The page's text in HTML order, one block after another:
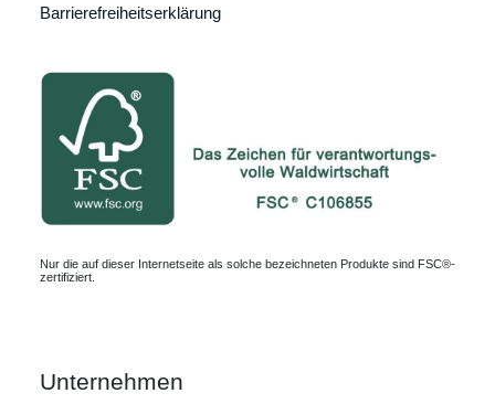
Barrierefreiheitserklärung
Nur die auf dieser Internetseite als solche bezeichneten Produkte sind FSC®-
zertifiziert.
Unternehmen